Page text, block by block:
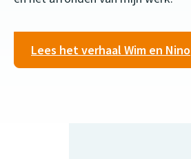
Lees het verhaal Wim en Nino